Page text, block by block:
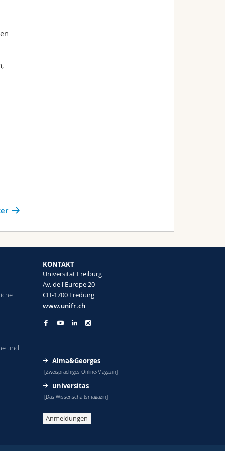
und
KONTAKT
Universität Freiburg
Av. de l'Europe 20
CH-1700 Freiburg
www.unifr.ch
Alma&Georges
[Zweisprachiges Online-Magazin]
universitas
[Das Wissenschaftsmagazin]
Anmeldungen